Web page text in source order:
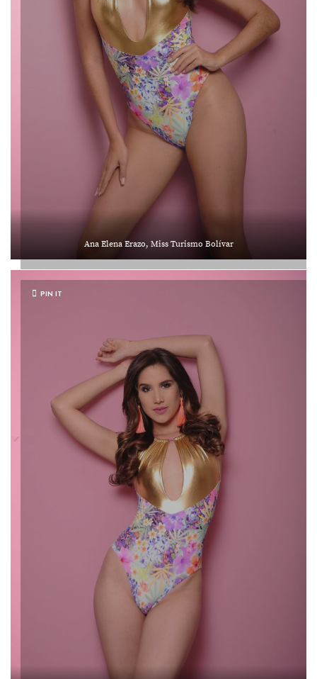
Ana Elena Erazo, Miss Turismo Bolívar
PIN IT